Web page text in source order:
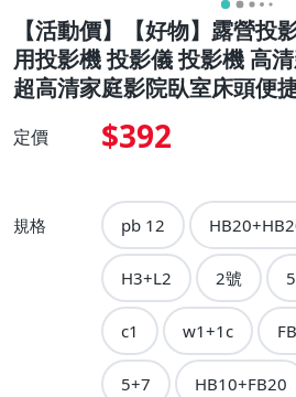
【活動價】【好物】露營投
用投影機 投影儀 投影機 高
超高清家庭影院臥室床頭便
定價 $392
規格 pb 12
H3+L2 2號
c1 w1+1c
5+7 HB10+FB20